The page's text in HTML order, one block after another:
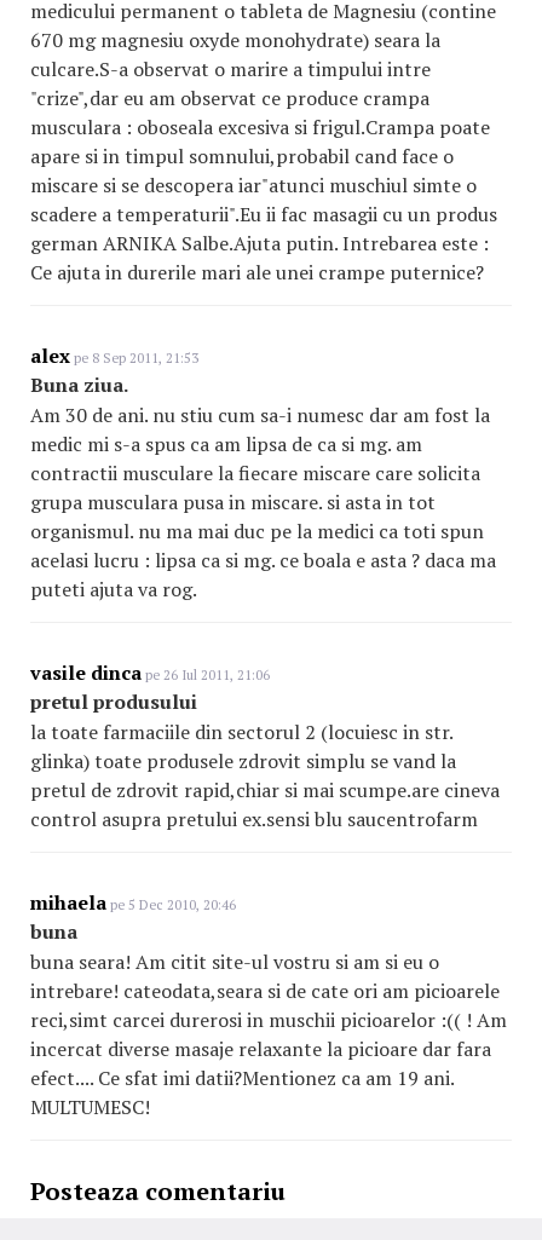
medicului permanent o tableta de Magnesiu (contine
670 mg magnesiu oxyde monohydrate) seara la
culcare.S-a observat o marire a timpului intre
"crize",dar eu am observat ce produce crampa
musculara : oboseala excesiva si frigul.Crampa poate
apare si in timpul somnului,probabil cand face o
miscare si se descopera iar"atunci muschiul simte o
scadere a temperaturii".Eu ii fac masagii cu un produs
german ARNIKA Salbe.Ajuta putin. Intrebarea este :
Ce ajuta in durerile mari ale unei crampe puternice?
alex pe 8 Sep 2011, 21:53
Buna ziua.
Am 30 de ani. nu stiu cum sa-i numesc dar am fost la
medic mi s-a spus ca am lipsa de ca si mg. am
contractii musculare la fiecare miscare care solicita
grupa musculara pusa in miscare. si asta in tot
organismul. nu ma mai duc pe la medici ca toti spun
acelasi lucru : lipsa ca si mg. ce boala e asta ? daca ma
puteti ajuta va rog.
vasile dinca pe 26 Iul 2011, 21:06
pretul produsului
la toate farmaciile din sectorul 2 (locuiesc in str.
glinka) toate produsele zdrovit simplu se vand la
pretul de zdrovit rapid,chiar si mai scumpe.are cineva
control asupra pretului ex.sensi blu saucentrofarm
mihaela pe 5 Dec 2010, 20:46
buna
buna seara! Am citit site-ul vostru si am si eu o
intrebare! cateodata,seara si de cate ori am picioarele
reci,simt carcei durerosi in muschii picioarelor :(( ! Am
incercat diverse masaje relaxante la picioare dar fara
efect.... Ce sfat imi datii?Mentionez ca am 19 ani.
MULTUMESC!
Posteaza comentariu